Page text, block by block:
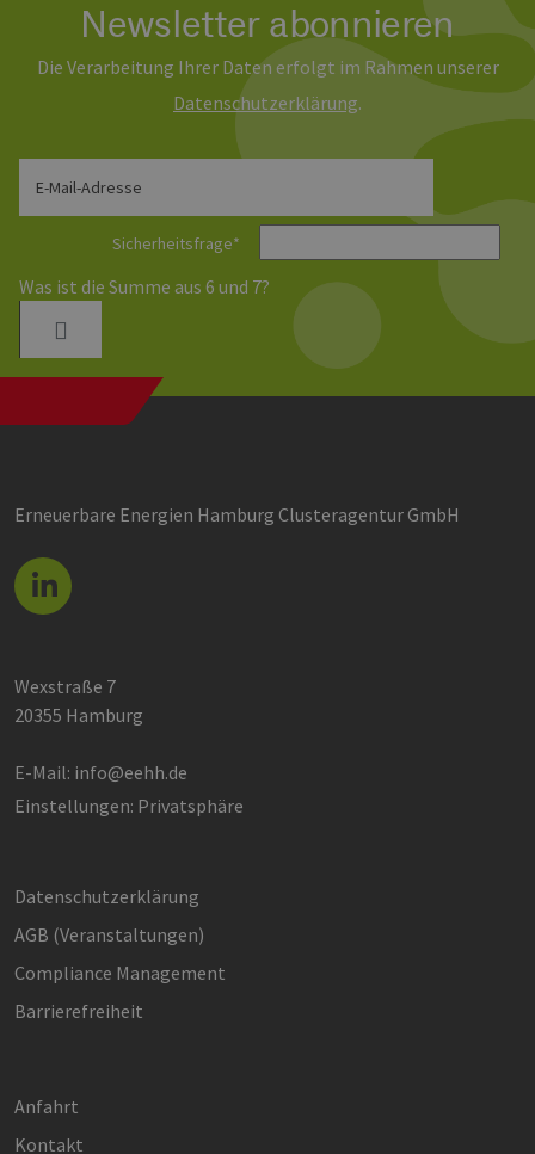
Newsletter abonnieren
Die Verarbeitung Ihrer Daten erfolgt im Rahmen unserer
Daten­schutz­erklärung.
E-Mail-Adresse
Sicherheitsfrage*
Was ist die Summe aus 6 und 7?
Erneuerbare Energien Hamburg Clusteragentur GmbH
Wexstraße 7
20355 Hamburg
E-Mail: info@eehh.de
Einstellungen: Privatsphäre
Datenschutzerklärung
AGB (Ver­an­stal­tun­gen)
Compliance Management
Barrierefreiheit
Anfahrt
Kontakt